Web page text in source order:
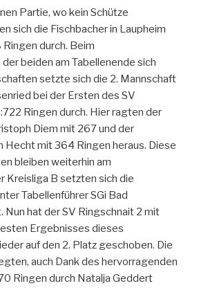
Partie, wo kein Schütze
sich die Fischbacher in Laupheim
durch. Beim
beiden am Tabellenende sich
setzte sich die 2. Mannschaft
bei der Ersten des SV
Ringen durch. Hier ragten der
Diem mit 267 und der
Hecht mit 364 Ringen heraus. Diese
bleiben weiterhin am
Kreisliga B setzten sich die
Tabellenführer SGi Bad
Nun hat der SV Ringschnait 2 mit
Ergebnisses dieses
auf den 2. Platz geschoben. Die
auch Dank des hervorragenden
Ringen durch Natalja Geddert